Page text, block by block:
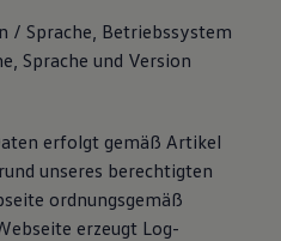
/ Sprache, Betriebssystem
Sprache und Version
erfolgt gemäß Artikel
unseres berechtigten
ordnungsgemäß
erzeugt Log-